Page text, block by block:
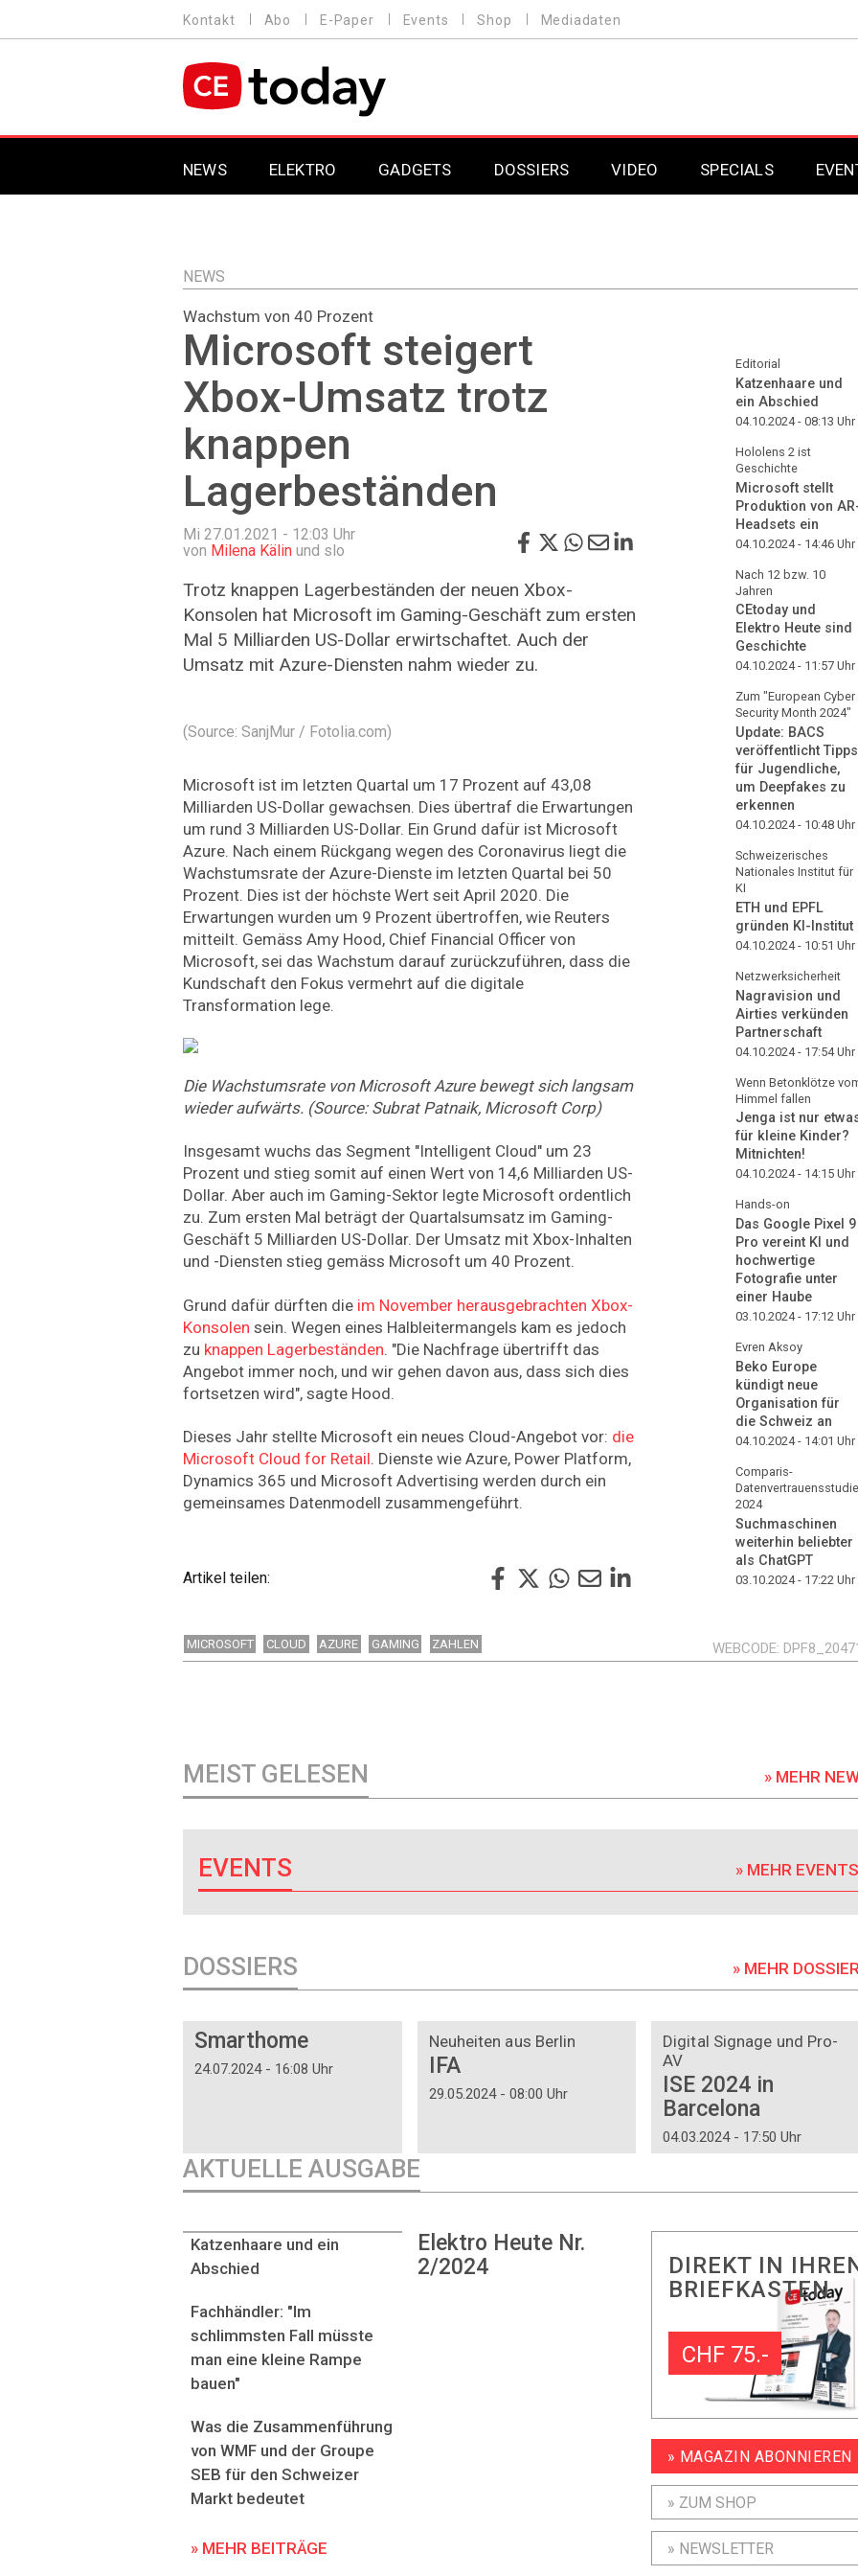
zum
MENU
Kontakt Abo E-Paper Events Shop Mediadaten
MAIN NAVIGATION
NEWS ELEKTRO GADGETS DOSSIERS
DAB+
VIDEO SPECIALS
Professional AV
Professional AV
NEWS
Wachstum von 40 Prozent
Microsoft steigert
Xbox-Umsatz trotz
knappen
Lagerbeständen
Mi 27.01.2021 - 12:03 Uhr
von Milena Kälin und slo
Trotz knappen Lagerbeständen der neuen Xbox-
Konsolen hat Microsoft im Gaming-Geschäft zum ersten
Mal 5 Milliarden US-Dollar erwirtschaftet. Auch der
Umsatz mit Azure-Diensten nahm wieder zu.
(Source: SanjMur / Fotolia.com)
Microsoft ist im letzten Quartal um 17 Prozent auf 43,08
Milliarden US-Dollar gewachsen. Dies übertraf die Erwartungen
um rund 3 Milliarden US-Dollar. Ein Grund dafür ist Microsoft
Azure. Nach einem Rückgang wegen des Coronavirus liegt die
Wachstumsrate der Azure-Dienste im letzten Quartal bei 50
Prozent. Dies ist der höchste Wert seit April 2020. Die
Erwartungen wurden um 9 Prozent übertroffen, wie Reuters
mitteilt. Gemäss Amy Hood, Chief Financial Officer von
Microsoft, sei das Wachstum darauf zurückzuführen, dass die
Kundschaft den Fokus vermehrt auf die digitale
Transformation lege.
Die Wachstumsrate von Microsoft Azure bewegt sich langsam
wieder aufwärts. (Source: Subrat Patnaik, Microsoft Corp)
Insgesamt wuchs das Segment "Intelligent Cloud" um 23
Prozent und stieg somit auf einen Wert von 14,6 Milliarden US-
Dollar. Aber auch im Gaming-Sektor legte Microsoft ordentlich
zu. Zum ersten Mal beträgt der Quartalsumsatz im Gaming-
Geschäft 5 Milliarden US-Dollar. Der Umsatz mit Xbox-Inhalten
und -Diensten stieg gemäss Microsoft um 40 Prozent.
Grund dafür dürften die im November herausgebrachten Xbox-
Konsolen sein. Wegen eines Halbleitermangels kam es jedoch
zu knappen Lagerbeständen. "Die Nachfrage übertrifft das
Angebot immer noch, und wir gehen davon aus, dass sich dies
fortsetzen wird", sagte Hood.
Dieses Jahr stellte Microsoft ein neues Cloud-Angebot vor: die
Microsoft Cloud for Retail. Dienste wie Azure, Power Platform,
Dynamics 365 und Microsoft Advertising werden durch ein
gemeinsames Datenmodell zusammengeführt.
Artikel teilen:
Editorial
Katzenhaare und
ein Abschied
04.10.2024 - 08:13 Uhr
Hololens 2 ist
Geschichte
Microsoft stellt
Produktion von
Headsets ein
04.10.2024 - 14:46 Uhr
Nach 12 bzw. 10
Jahren
CEtoday und
Elektro Heute sind
Geschichte
04.10.2024 - 11:57 Uhr
Zum "European Cyber
Security Month 2024"
Update: BACS
veröffentlicht Tipps
für Jugendliche,
um Deepfakes zu
erkennen
04.10.2024 - 10:48 Uhr
Schweizerisches
Nationales Institut für
KI
ETH und EPFL
gründen KI-Institut
04.10.2024 - 10:51 Uhr
Netzwerksicherheit
Nagravision und
Airties verkünden
Partnerschaft
04.10.2024 - 17:54Uhr
Wenn Betonklötze
Himmel fallen
Jenga ist nur
für kleine Kinder?
Mitnichten!
04.10.2024 - 14:15 Uhr
Hands-on
Das Google Pixel 9
Pro vereint KI und
hochwertige
Fotografie unter
einer Haube
03.10.2024 - 17:12 Uhr
Evren Aksoy
Beko Europe
kündigt neue
Organisation für
die Schweiz an
04.10.2024 - 14:01 Uhr
Comparis-
Datenvertrauensstudie
2024
Suchmaschinen
weiterhin beliebter
als ChatGPT
03.10.2024 - 17:22 Uhr
MICROSOFT CLOUD AZURE GAMING ZAHLEN WEBCODE
MEIST GELESEN » MEHR
EVENTS » MEHR
DOSSIERS » MEHR
Smarthome
24.07.2024 - 16:08 Uhr
Neuheiten aus Berlin
IFA
29.05.2024 - 08:00 Uhr
Digital Signage und Pro-
AV
ISE 2024 in
Barcelona
04.03.2024 - 17:50 Uhr
AKTUELLE AUSGABE
Elektro Heute Nr.
2/2024
Katzenhaare und ein
Abschied
Fachhändler: "Im
schlimmsten Fall müsste
man eine kleine Rampe
bauen"
Was die Zusammenführung
von WMF und der Groupe
SEB für den Schweizer
Markt bedeutet
» MEHR BEITRÄGE
DIREKT IN
BRIEFKASTEN
CHF 75.-
» MAGAZIN ABONNIEREN
» ZUM SHOP
» NEWSLETTER